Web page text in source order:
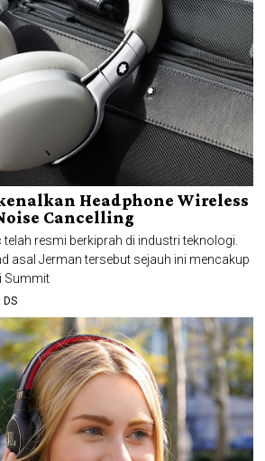
Headphone Wireless
Cancelling
resmi berkiprah di industri teknologi.
asal Jerman tersebut sejauh ini mencakup
Summit
DS